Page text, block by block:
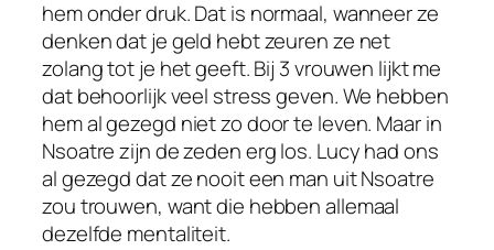
hem onder druk. Dat is normaal, wanneer ze
denken dat je geld hebt zeuren ze net
zolang tot je het geeft. Bij 3 vrouwen lijkt me
dat behoorlijk veel stress geven. We hebben
hem al gezegd niet zo door te leven. Maar in
Nsoatre zijn de zeden erg los. Lucy had ons
al gezegd dat ze nooit een man uit Nsoatre
zou trouwen, want die hebben allemaal
dezelfde mentaliteit.